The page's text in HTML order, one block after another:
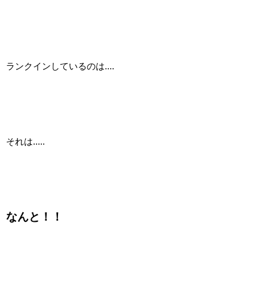
ランクインしているのは....
それは.....
なんと！！